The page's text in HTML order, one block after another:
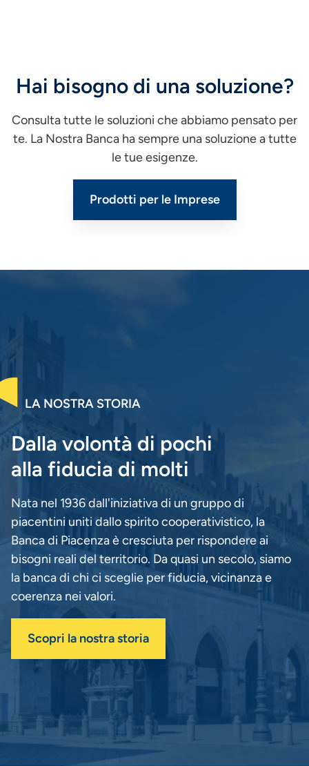
Hai bisogno di una soluzione?
Consulta tutte le soluzioni che abbiamo pensato per
te. La Nostra Banca ha sempre una soluzione a tutte
le tue esigenze.
Prodotti per le Imprese
LA NOSTRA STORIA
Dalla volontà di pochi
alla fiducia di molti
Nata nel 1936 dall'iniziativa di un gruppo di
piacentini uniti dallo spirito cooperativistico, la
Banca di Piacenza è cresciuta per rispondere ai
bisogni reali del territorio. Da quasi un secolo, siamo
la banca di chi ci sceglie per fiducia, vicinanza e
coerenza nei valori.
Scopri la nostra storia